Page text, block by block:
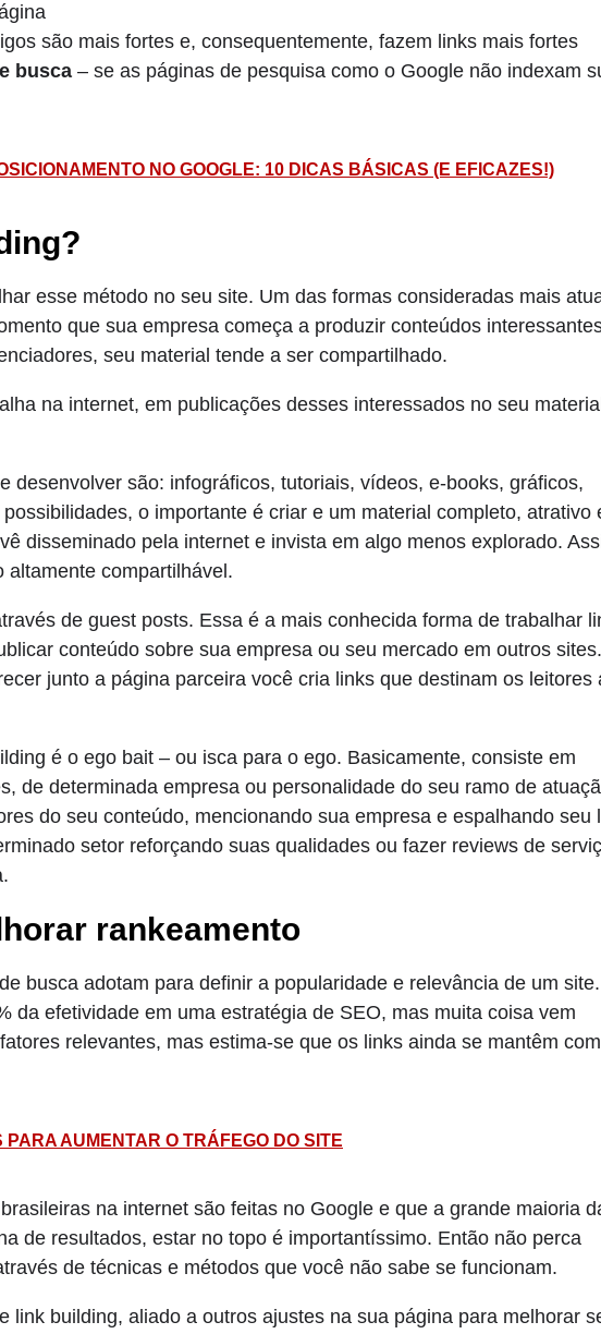
são mais fortes e, consequentemente, fazem links mais fortes
busca – se as páginas de pesquisa como o Google não indexam
NO GOOGLE: 10 DICAS BÁSICAS (E EFICAZES!)
esse método no seu site. Um das formas consideradas mais
que sua empresa começa a produzir conteúdos
seu material tende a ser compartilhado.
na internet, em publicações desses interessados no seu
desenvolver são: infográficos, tutoriais, vídeos, e-books, gráficos,
o importante é criar e um material completo, atrativo
disseminado pela internet e invista em algo menos explorado.
altamente compartilhável.
de guest posts. Essa é a mais conhecida forma de trabalhar
conteúdo sobre sua empresa ou seu mercado em outros
junto a página parceira você cria links que destinam os leitores
é o ego bait – ou isca para o ego. Basicamente, consiste em
de determinada empresa ou personalidade do seu ramo de
do seu conteúdo, mencionando sua empresa e espalhando seu
setor reforçando suas qualidades ou fazer reviews de
rankeamento
busca adotam para definir a popularidade e relevância de um
da efetividade em uma estratégia de SEO, mas muita coisa vem
relevantes, mas estima-se que os links ainda se mantêm
AUMENTAR O TRÁFEGO DO SITE
na internet são feitas no Google e que a grande maioria
de resultados, estar no topo é importantíssimo. Então não perca
de técnicas e métodos que você não sabe se funcionam.
link building, aliado a outros ajustes na sua página para melhorar